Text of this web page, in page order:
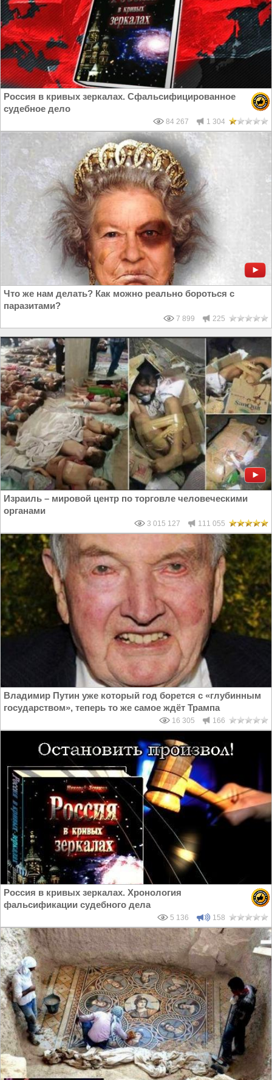
Россия в кривых зеркалах. Сфальсифицированное
судебное дело
84 267 1 304
Что же нам делать? Как можно реально бороться с
паразитами?
7 899 225
Израиль – мировой центр по торговле человеческими
органами
3 015 127 111 055
Владимир Путин уже который год борется с «глубинным
государством», теперь то же самое ждёт Трампа
16 305 166
Россия в кривых зеркалах. Хронология
фальсификации судебного дела
5 136 158